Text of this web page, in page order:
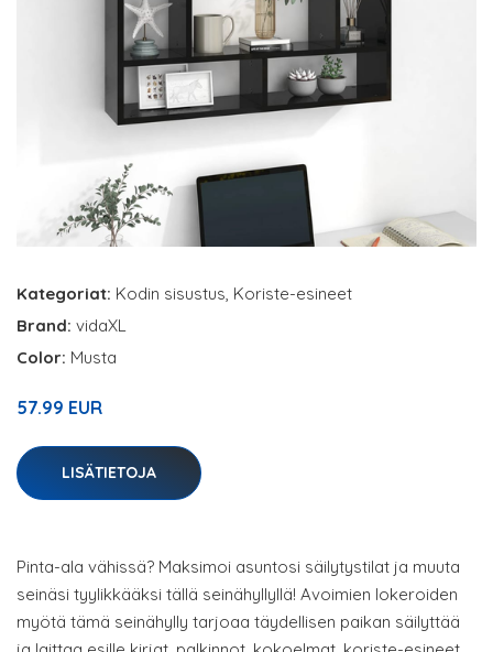
Kategoriat: Kodin sisustus, Koriste-esineet
Brand: vidaXL
Color: Musta
57.99 EUR
LISÄTIETOJA
Pinta-ala vähissä? Maksimoi asuntosi säilytystilat ja muuta
seinäsi tyylikkääksi tällä seinähyllyllä! Avoimien lokeroiden
myötä tämä seinähylly tarjoaa täydellisen paikan säilyttää